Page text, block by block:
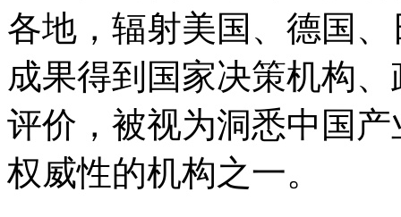
各地，辐射美国、德国
成果得到国家决策机构
评价，被视为洞悉中国
权威性的机构之一。